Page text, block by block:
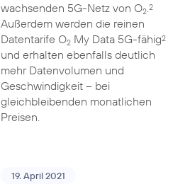
wachsenden 5G-Netz von O2.2
Außerdem werden die reinen
Datentarife O2My Data 5G-fähig2
und erhalten ebenfalls deutlich
mehr Datenvolumen und
Geschwindigkeit – bei
gleichbleibenden monatlichen
Preisen.
19. April 2021